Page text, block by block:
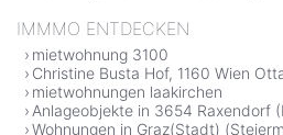
IMMMO ENTDECKEN
mietwohnung 3100
Christine Busta Hof, 1160 Wien
mietwohnungen laakirchen
Anlageobjekte in 3654 Raxendorf
Wohnungen in Graz(Stadt)